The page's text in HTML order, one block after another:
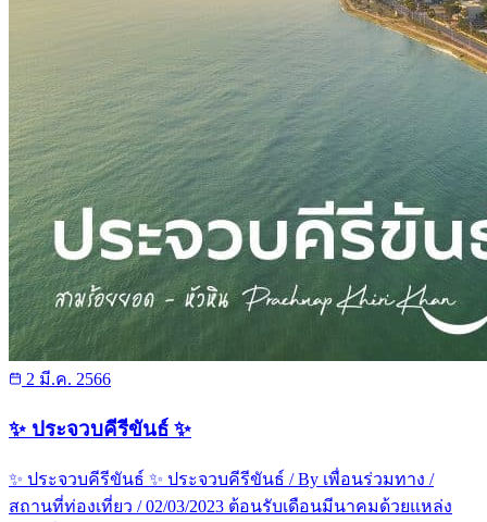
2 มี.ค. 2566
✨ ประจวบคีรีขันธ์ ✨
✨ ประจวบคีรีขันธ์ ✨ ประจวบคีรีขันธ์ / By เพื่อนร่วมทาง /
สถานที่ท่องเที่ยว / 02/03/2023 ต้อนรับเดือนมีนาคมด้วยแหล่ง